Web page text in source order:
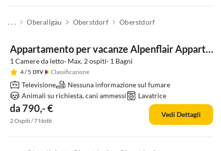
. . . Oberallgäu Oberstdorf Oberstdorf
Appartamento per vacanze Alpenflair Appartamento per le vacanze 206
1 Camere da letto· Max. 2 ospiti· 1 Bagni
4/ 5 Classificazione
Televisione
Nessuna informazione sul fumare
Animali su richiesta, cani ammessi
Lavatrice
da 790,- €
2 Ospiti / 7 Notti
Vedi Dettagli